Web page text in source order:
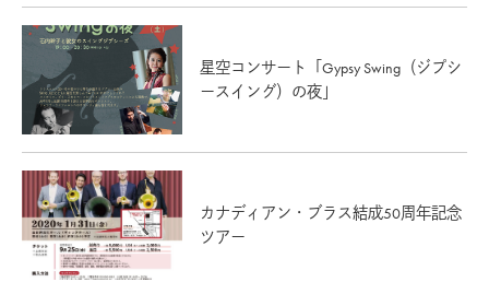
星空コンサート「Gypsy Swing（ジプシ
ースイング）の夜」
カナディアン・ブラス結成50周年記念
ツアー